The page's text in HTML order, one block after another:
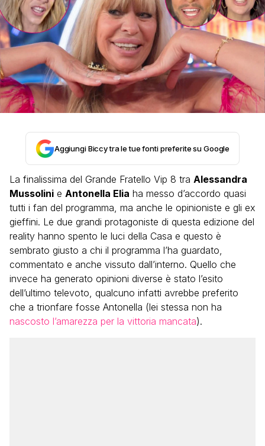
Aggiungi Biccy tra le tue fonti preferite su Google
La finalissima del Grande Fratello Vip 8 tra Alessandra
Mussolini e Antonella Elia ha messo d’accordo quasi
tutti i fan del programma, ma anche le opinioniste e gli ex
gieffini. Le due grandi protagoniste di questa edizione del
reality hanno spento le luci della Casa e questo è
sembrato giusto a chi il programma l’ha guardato,
commentato e anche vissuto dall’interno. Quello che
invece ha generato opinioni diverse è stato l’esito
dell’ultimo televoto, qualcuno infatti avrebbe preferito
che a trionfare fosse Antonella (lei stessa non ha
nascosto l’amarezza per la vittoria mancata).